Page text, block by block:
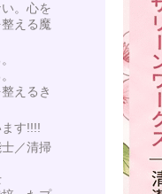
。心を
える魔
えるき
す!!!!
／清掃